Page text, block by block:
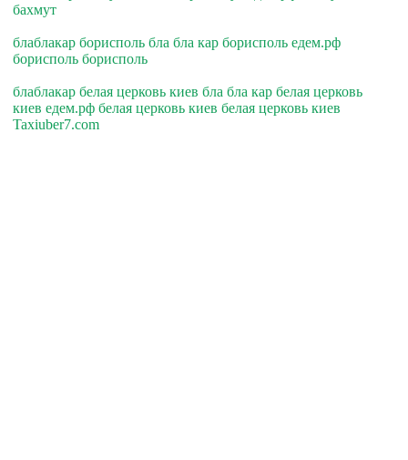
бахмут
блаблакар борисполь бла бла кар борисполь едем.рф
борисполь борисполь
блаблакар белая церковь киев бла бла кар белая церковь
киев едем.рф белая церковь киев белая церковь киев
Taxiuber7.com